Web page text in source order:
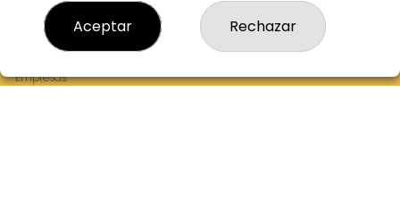
¿Quiénes somos?
Comprar lotería
Resultados
Empresas
Aceptar Rechazar